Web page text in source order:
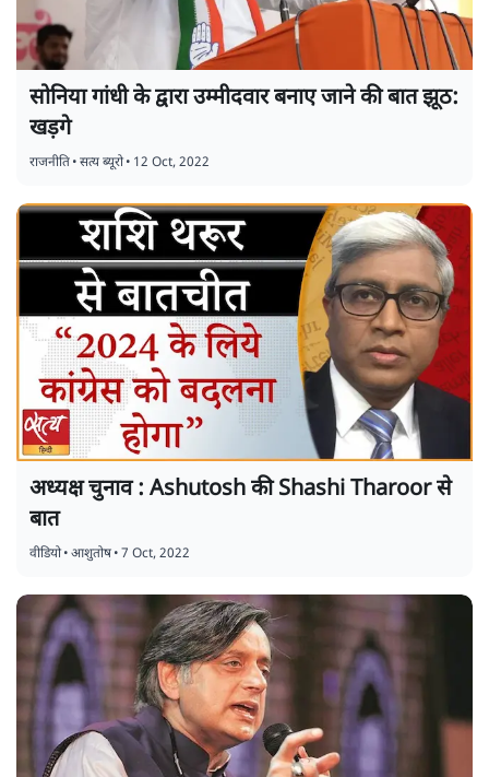
सोनिया गांधी के द्वारा उम्मीदवार बनाए जाने की बात झूठ:
खड़गे
राजनीति•सत्य ब्यूरो• 12 Oct, 2022
अध्यक्ष चुनाव : Ashutosh की Shashi Tharoor से
बात
वीडियो•आशुतोष•7 Oct, 2022